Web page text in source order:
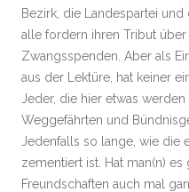
Bezirk, die Landespartei
alle fordern ihren Tribut
Zwangsspenden. Aber als
aus der Lektüre, hat keiner
Jeder, die hier etwas
Weggefährten und
Jedenfalls so lange, wie die
zementiert ist. Hat man(n)
Freundschaften auch mal